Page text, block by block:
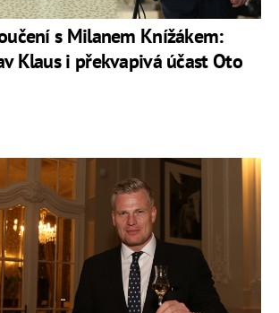
s Milanem Knížákem:
Klaus i překvapivá účast Oto